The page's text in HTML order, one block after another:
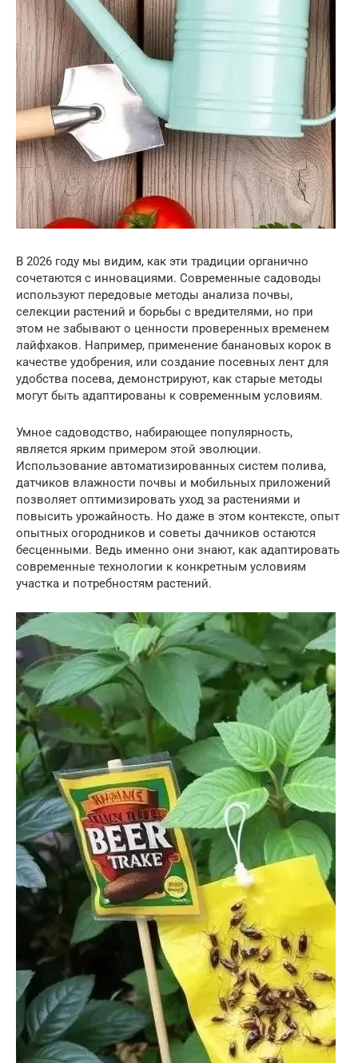
В 2026 году мы видим, как эти традиции органично
сочетаются с инновациями. Современные садоводы
используют передовые методы анализа почвы,
селекции растений и борьбы с вредителями, но при
этом не забывают о ценности проверенных временем
лайфхаков. Например, применение банановых корок в
качестве удобрения, или создание посевных лент для
удобства посева, демонстрируют, как старые методы
могут быть адаптированы к современным условиям.
Умное садоводство, набирающее популярность,
является ярким примером этой эволюции.
Использование автоматизированных систем полива,
датчиков влажности почвы и мобильных приложений
позволяет оптимизировать уход за растениями и
повысить урожайность. Но даже в этом контексте, опыт
опытных огородников и советы дачников остаются
бесценными. Ведь именно они знают, как адаптировать
современные технологии к конкретным условиям
участка и потребностям растений.